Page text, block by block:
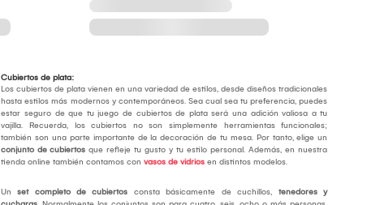
Cubiertos de plata:
Los cubiertos de plata vienen en una variedad de estilos, desde diseños tradicionales
hasta estilos más modernos y contemporáneos. Sea cual sea tu preferencia, puedes
estar seguro de que tu juego de cubiertos de plata será una adición valiosa a tu
vajilla. Recuerda, los cubiertos no son simplemente herramientas funcionales;
también son una parte importante de la decoración de tu mesa. Por tanto, elige un
conjunto de cubiertos que refleje tu gusto y tu estilo personal. Además, en nuestra
tienda online también contamos convasos de vidrios en distintos modelos.
Unset completo de cubiertos consta básicamente de cuchillos, tenedores y